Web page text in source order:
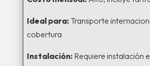
Ideal para:Transporte
cobertura
Instalación:Requiere instalación